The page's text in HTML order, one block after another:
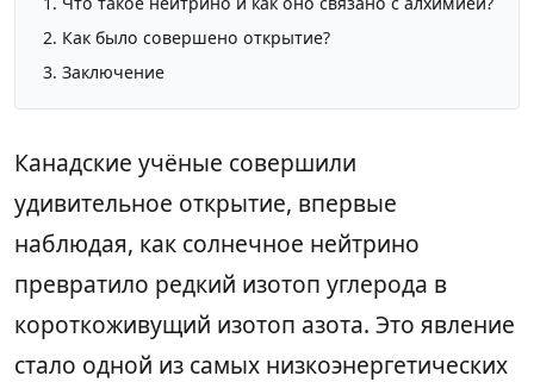
Как было совершено открытие?
Заключение
Канадские учёные совершили
удивительное открытие, впервые
наблюдая, как солнечное нейтрино
превратило редкий изотоп углерода в
короткоживущий изотоп азота. Это явление
стало одной из самых низкоэнергетических